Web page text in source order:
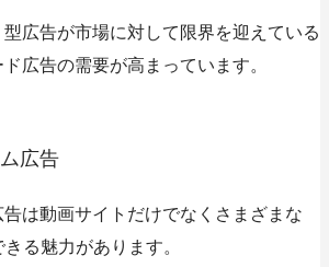
広告が市場に対して限界を迎えている
広告の需要が高まっています。
広告
は動画サイトだけでなくさまざまな
る魅力があります。